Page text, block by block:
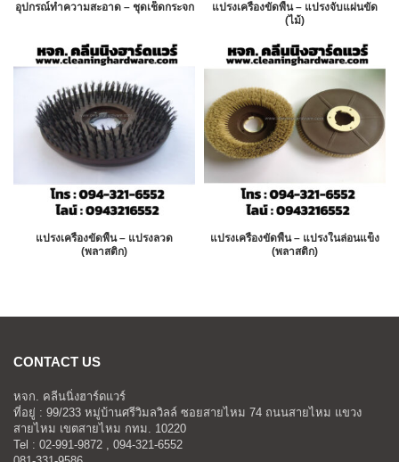
อุปกรณ์ทำความสะอาด – ชุดเช็ดกระจก
แปรงเครื่องขัดพื้น – แปรงจับแผ่นขัด
(ไม้)
แปรงเครื่องขัดพื้น – แปรงลวด
(พลาสติก)
แปรงเครื่องขัดพื้น – แปรงในล่อนแข็ง
(พลาสติก)
CONTACT US
หจก. คลีนนิ่งฮาร์ดแวร์
ที่อยู่ : 99/233 หมู่บ้านศรีวิมลวิลล์ ซอยสายไหม 74 ถนนสายไหม แขวง
สายไหม เขตสายไหม กทม. 10220
Tel : 02-991-9872 , 094-321-6552